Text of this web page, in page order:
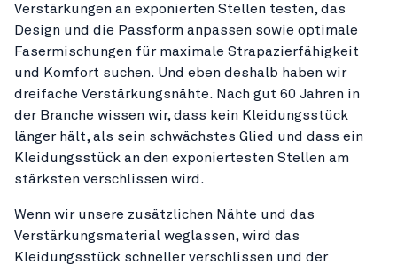
Verstärkungen an exponierten Stellen testen, das
Design und die Passform anpassen sowie optimale
Fasermischungen für maximale Strapazierfähigkeit
und Komfort suchen. Und eben deshalb haben wir
dreifache Verstärkungsnähte. Nach gut 60 Jahren in
der Branche wissen wir, dass kein Kleidungsstück
länger hält, als sein schwächstes Glied und dass ein
Kleidungsstück an den exponiertesten Stellen am
stärksten verschlissen wird.
Wenn wir unsere zusätzlichen Nähte und das
Verstärkungsmaterial weglassen, wird das
Kleidungsstück schneller verschlissen und der